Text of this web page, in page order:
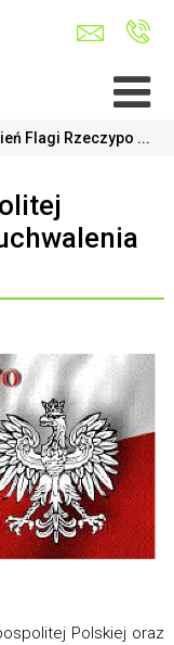
Flagi Rzeczypo ...
Polskiej oraz